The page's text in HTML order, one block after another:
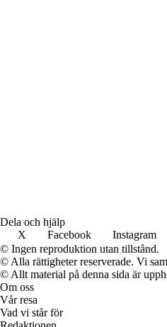
Dela och hjälp
X
Facebook Instagram
© Ingen reproduktion utan tillstånd.
© Alla rättigheter reserverade. Vi
© Allt material på denna sida är
Om oss
Vår resa
Vad vi står för